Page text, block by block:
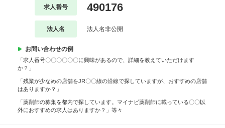
求人番号 490176
法人名 法人名非公開
お問い合わせの例
「求人番号〇〇〇〇〇〇に興味があるので、詳細を教えていただけます
か？」
「残業が少なめの店舗をJR〇〇線の沿線で探していますが、おすすめの店舗
はありますか？」
「薬剤師の募集を都内で探しています。マイナビ薬剤師に載っている〇〇以
外におすすめの求人はありますか？」等々